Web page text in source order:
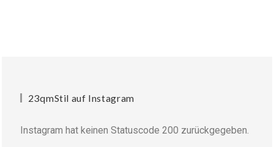
23qmStil auf Instagram
Instagram hat keinen Statuscode 200 zurückgegeben.